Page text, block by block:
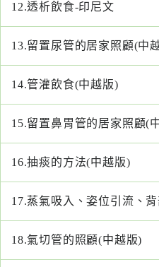
務
學
術
專
工
專
12.透析飲食-印尼文
13.留置尿管的居家照顧(中
14.管灌飲食(中越版)
15.留置鼻胃管的居家照顧(
16.抽痰的方法(中越版)
17.蒸氣吸入、姿位引流、
18.氣切管的照顧(中越版)